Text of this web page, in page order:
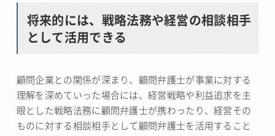
将来的には、戦略法務や経営の相談相手
として活用できる
顧問企業との関係が深まり、顧問弁護士が事業に対する
理解を深めていった場合には、経営戦略や利益追求を主
眼とした戦略法務に顧問弁護士が携わったり、経営その
ものに対する相談相手として顧問弁護士を活用すること